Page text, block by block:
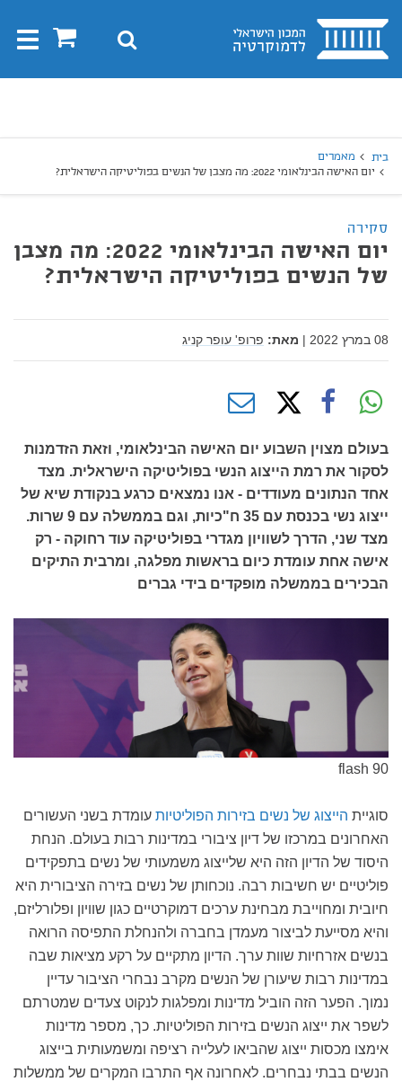
בית 0 חיפוש
בית
מאמרים
יום האישה הבינלאומי 2022: מה מצבן של הנשים בפוליטיקה הישראלית?
סקירה
יום האישה הבינלאומי 2022: מה מצבן
של הנשים בפוליטיקה הישראלית?
08 במרץ 2022 | מאת: פרופ' עופר קניג
בעולם מצוין השבוע יום האישה הבינלאומי, וזאת הזדמנות
לסקור את רמת הייצוג הנשי בפוליטיקה הישראלית. מצד
אחד הנתונים מעודדים - אנו נמצאים כרגע בנקודת שיא של
ייצוג נשי בכנסת עם 35 ח"כיות, וגם בממשלה עם 9 שרות.
מצד שני, הדרך לשוויון מגדרי בפוליטיקה עוד רחוקה - רק
אישה אחת עומדת כיום בראשות מפלגה, ומרבית התיקים
הבכירים בממשלה מופקדים בידי גברים
flash 90
סוגיית הייצוג של נשים בזירות הפוליטיות עומדת בשני העשורים
האחרונים במרכזו של דיון ציבורי במדינות רבות בעולם. הנחת
היסוד של הדיון הזה היא שלייצוג משמעותי של נשים בתפקידים
פוליטיים יש חשיבות רבה. נוכחותן של נשים בזירה הציבורית היא
חיובית ומחוייבת מבחינת ערכים דמוקרטיים כגון שוויון ופלורליזם,
והיא מסייעת לביצור מעמדן בחברה ולהנחלת התפיסה הרואה
בנשים אזרחיות שוות ערך. הדיון מתקיים על רקע מציאות שבה
במדינות רבות שיעורן של הנשים מקרב נבחרי הציבור עדיין
נמוך. הפער הזה הוביל מדינות ומפלגות לנקוט צעדים שמטרתם
לשפר את ייצוג הנשים בזירות הפוליטיות. כך, מספר מדינות
אימצו מכסות ייצוג שהביאו לעלייה רציפה ומשמעותית בייצוג
הנשים בבתי נבחרים. לאחרונה אף התרבו המקרים של ממשלות